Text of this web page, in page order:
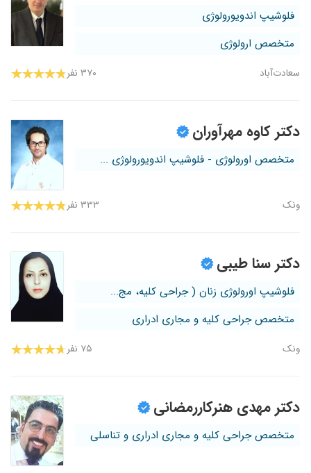
فلوشیپ اندویورولوژی
متخصص ارولوژی
سعادت‌آباد ۳۷۰ نفر
دکتر کاوه مهرآوران
متخصص اورولوژی - فلوشیپ اندویورولوژی ...
ونک ۳۳۳ نفر
دکتر سنا طیبی
فلوشیپ اورولوژی زنان ( جراحی کلیه، مج...
متخصص جراحی کلیه و مجاری ادراری
ونک ۷۵ نفر
دکتر مهدی هنرکاررمضانی
متخصص جراحی کلیه و مجاری ادراری و تناسلی